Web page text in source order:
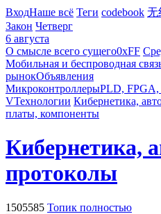
ВходНаше всё Теги codebook 无
Закон Четверг
6 августа
О смысле всего сущего0xFF
Мобильная и беспроводная
рынокОбъявления
МикроконтроллерыPLD, FPGA,
VТехнологии Кибернетика,
платы, компоненты
Кибернетика,
протоколы
1505585 Топик полностью